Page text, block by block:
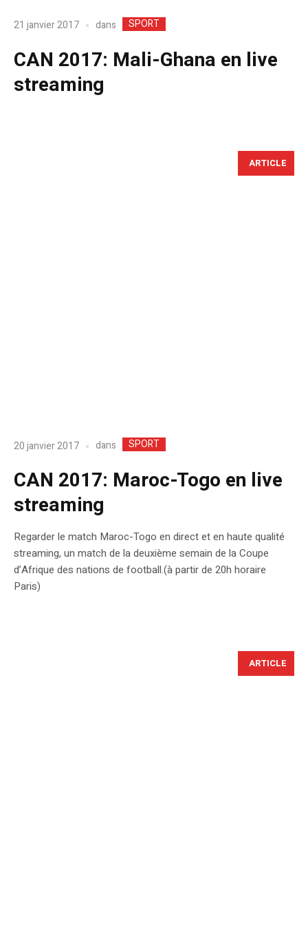
21 janvier 2017 dans SPORT
CAN 2017: Mali-Ghana en live
streaming
ARTICLE
20 janvier 2017 dans SPORT
CAN 2017: Maroc-Togo en live
streaming
Regarder le match Maroc-Togo en direct et en haute qualité
streaming, un match de la deuxième semain de la Coupe
d’Afrique des nations de football.(à partir de 20h horaire
Paris)
ARTICLE